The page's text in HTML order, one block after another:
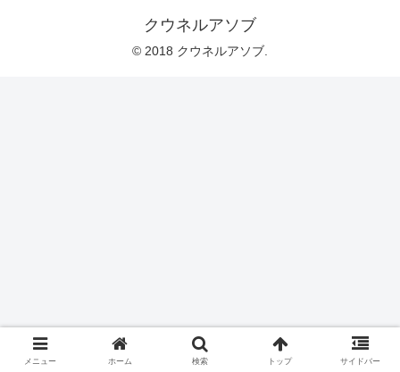
クウネルアソブ
© 2018 クウネルアソブ.
メニュー ホーム 検索 トップ サイドバー